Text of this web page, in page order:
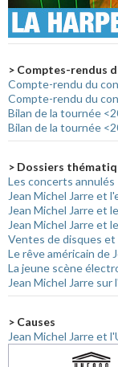
> Comptes-rendus
Compte-rendu du
Compte-rendu du
Bilan de la tournée
Bilan de la tournée
> Dossiers
Les concerts annulés
Jean Michel Jarre et
Jean Michel Jarre et
Jean Michel Jarre et
Ventes de disques et
Le rêve américain de
La jeune scène
Jean Michel Jarre
> Causes
Jean Michel Jarre et